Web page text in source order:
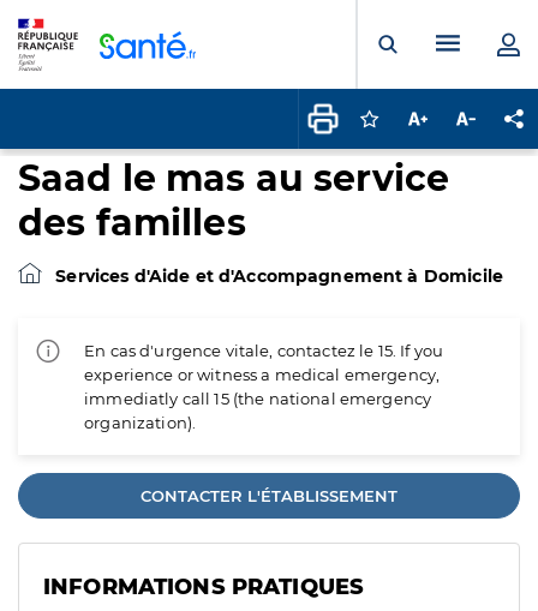
Ouvrir laMenu
Connectez-vous
Augmenter la
Saad le mas au service
des familles
Services d'Aide et d'Accompagnement à Domicile
En cas d'urgence vitale, contactez le 15. If you
experience or witness a medical emergency,
immediatly call 15 (the national emergency
organization).
CONTACTER L'ÉTABLISSEMENT
INFORMATIONS PRATIQUES